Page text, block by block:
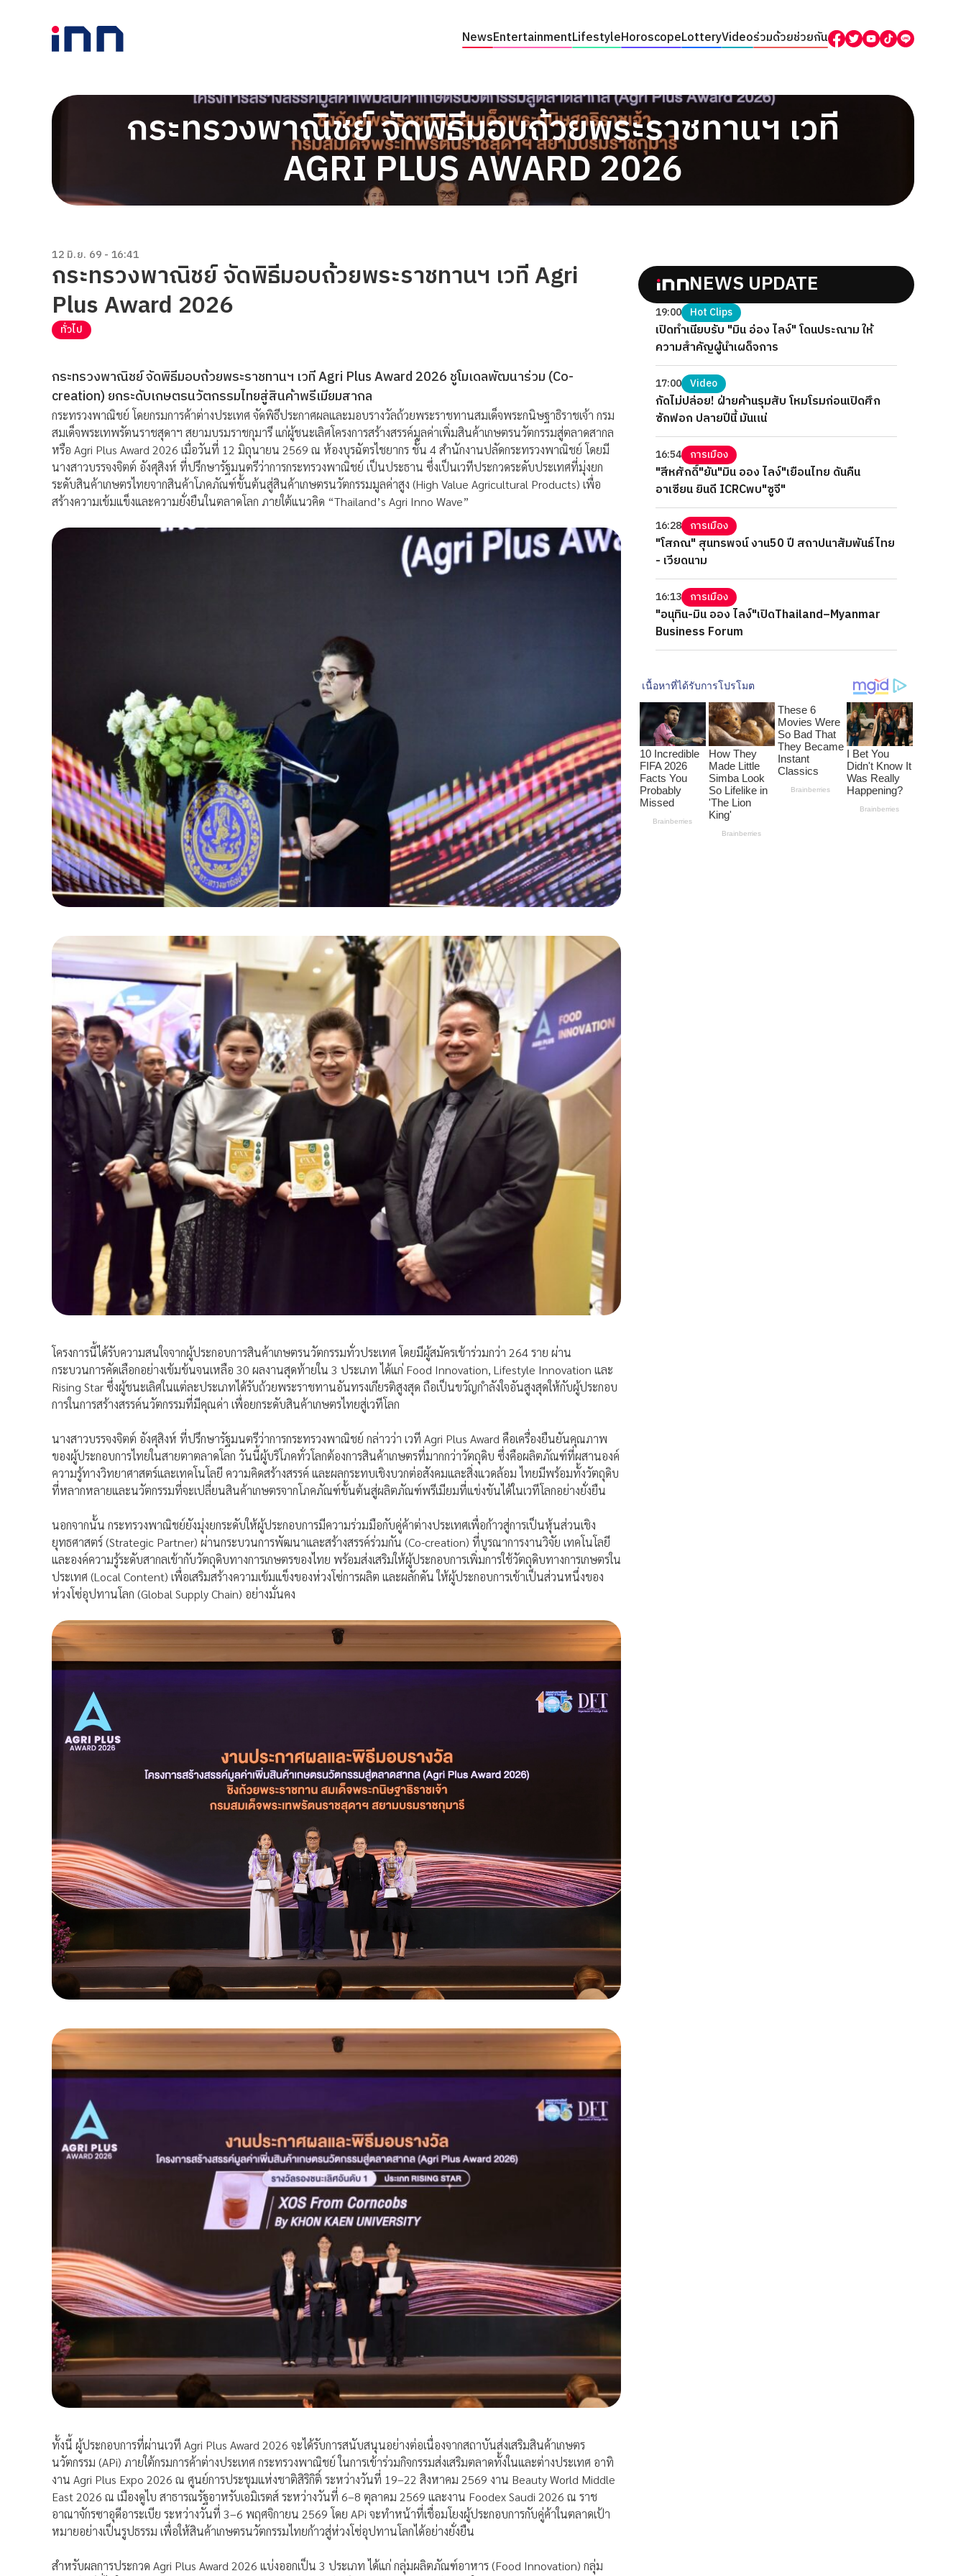
NewsEntertainmentLifestyleHoroscopeLotteryVideoร่วมด้วยช่วยกัน
กระทรวงพาณิชย์ จัดพิธีมอบถ้วยพระราชทานฯ เวที
AGRI PLUS AWARD 2026
12 มิ.ย. 69 - 16:41
กระทรวงพาณิชย์ จัดพิธีมอบถ้วยพระราชทานฯ เวที Agri
Plus Award 2026
ทั่วไป
กระทรวงพาณิชย์ จัดพิธีมอบถ้วยพระราชทานฯ เวที Agri Plus Award 2026 ชูโมเดลพัฒนาร่วม (Co-
creation) ยกระดับเกษตรนวัตกรรมไทยสู่สินค้าพรีเมียมสากล
กระทรวงพาณิชย์ โดยกรมการค้าต่างประเทศ จัดพิธีประกาศผลและมอบรางวัลถ้วยพระราชทานสมเด็จพระกนิษฐาธิราชเจ้า กรม
สมเด็จพระเทพรัตนราชสุดาฯ สยามบรมราชกุมารี แก่ผู้ชนะเลิศโครงการสร้างสรรค์มูลค่าเพิ่มสินค้าเกษตรนวัตกรรมสู่ตลาดสากล
หรือ Agri Plus Award 2026 เมื่อวันที่ 12 มิถุนายน 2569 ณ ห้องบุรฉัตรไชยากร ชั้น 4 สำนักงานปลัดกระทรวงพาณิชย์ โดยมี
นางสาวบรรจงจิตต์ อังศุสิงห์ ที่ปรึกษารัฐมนตรีว่าการกระทรวงพาณิชย์ เป็นประธาน ซึ่งเป็นเวทีประกวดระดับประเทศที่มุ่งยก
ระดับสินค้าเกษตรไทยจากสินค้าโภคภัณฑ์ขั้นต้นสู่สินค้าเกษตรนวัตกรรมมูลค่าสูง (High Value Agricultural Products) เพื่อ
สร้างความเข้มแข็งและความยั่งยืนในตลาดโลก ภายใต้แนวคิด “Thailand’s Agri Inno Wave”
โครงการนี้ได้รับความสนใจจากผู้ประกอบการสินค้าเกษตรนวัตกรรมทั่วประเทศ โดยมีผู้สมัครเข้าร่วมกว่า 264 ราย ผ่าน
กระบวนการคัดเลือกอย่างเข้มข้นจนเหลือ 30 ผลงานสุดท้ายใน 3 ประเภท ได้แก่ Food Innovation, Lifestyle Innovation และ
Rising Star ซึ่งผู้ชนะเลิศในแต่ละประเภทได้รับถ้วยพระราชทานอันทรงเกียรติสูงสุด ถือเป็นขวัญกำลังใจอันสูงสุดให้กับผู้ประกอบ
การในการสร้างสรรค์นวัตกรรมที่มีคุณค่า เพื่อยกระดับสินค้าเกษตรไทยสู่เวทีโลก
นางสาวบรรจงจิตต์ อังศุสิงห์ ที่ปรึกษารัฐมนตรีว่าการกระทรวงพาณิชย์ กล่าวว่า เวที Agri Plus Award คือเครื่องยืนยันคุณภาพ
ของผู้ประกอบการไทยในสายตาตลาดโลก วันนี้ผู้บริโภคทั่วโลกต้องการสินค้าเกษตรที่มากกว่าวัตถุดิบ ซึ่งคือผลิตภัณฑ์ที่ผสานองค์
ความรู้ทางวิทยาศาสตร์และเทคโนโลยี ความคิดสร้างสรรค์ และผลกระทบเชิงบวกต่อสังคมและสิ่งแวดล้อม ไทยมีพร้อมทั้งวัตถุดิบ
ที่หลากหลายและนวัตกรรมที่จะเปลี่ยนสินค้าเกษตรจากโภคภัณฑ์ขั้นต้นสู่ผลิตภัณฑ์พรีเมียมที่แข่งขันได้ในเวทีโลกอย่างยั่งยืน
นอกจากนั้น กระทรวงพาณิชย์ยังมุ่งยกระดับให้ผู้ประกอบการมีความร่วมมือกับคู่ค้าต่างประเทศเพื่อก้าวสู่การเป็นหุ้นส่วนเชิง
ยุทธศาสตร์ (Strategic Partner) ผ่านกระบวนการพัฒนาและสร้างสรรค์ร่วมกัน (Co-creation) ที่บูรณาการงานวิจัย เทคโนโลยี
และองค์ความรู้ระดับสากลเข้ากับวัตถุดิบทางการเกษตรของไทย พร้อมส่งเสริมให้ผู้ประกอบการเพิ่มการใช้วัตถุดิบทางการเกษตรใน
ประเทศ (Local Content) เพื่อเสริมสร้างความเข้มแข็งของห่วงโซ่การผลิต และผลักดัน ให้ผู้ประกอบการเข้าเป็นส่วนหนึ่งของ
ห่วงโซ่อุปทานโลก (Global Supply Chain) อย่างมั่นคง
ทั้งนี้ ผู้ประกอบการที่ผ่านเวที Agri Plus Award 2026 จะได้รับการสนับสนุนอย่างต่อเนื่องจากสถาบันส่งเสริมสินค้าเกษตร
นวัตกรรม (APi) ภายใต้กรมการค้าต่างประเทศ กระทรวงพาณิชย์ ในการเข้าร่วมกิจกรรมส่งเสริมตลาดทั้งในและต่างประเทศ อาทิ
งาน Agri Plus Expo 2026 ณ ศูนย์การประชุมแห่งชาติสิริกิติ์ ระหว่างวันที่ 19–22 สิงหาคม 2569 งาน Beauty World Middle
East 2026 ณ เมืองดูไบ สาธารณรัฐอาหรับเอมิเรตส์ ระหว่างวันที่ 6–8 ตุลาคม 2569 และงาน Foodex Saudi 2026 ณ ราช
อาณาจักรซาอุดีอาระเบีย ระหว่างวันที่ 3–6 พฤศจิกายน 2569 โดย APi จะทำหน้าที่เชื่อมโยงผู้ประกอบการกับคู่ค้าในตลาดเป้า
หมายอย่างเป็นรูปธรรม เพื่อให้สินค้าเกษตรนวัตกรรมไทยก้าวสู่ห่วงโซ่อุปทานโลกได้อย่างยั่งยืน
สำหรับผลการประกวด Agri Plus Award 2026 แบ่งออกเป็น 3 ประเภท ได้แก่ กลุ่มผลิตภัณฑ์อาหาร (Food Innovation) กลุ่ม
NEWS UPDATE
19:00 Hot Clips
เปิดทำเนียบรับ "มิน อ่อง ไลง์" โดนประณาม ให้
ความสำคัญผู้นำเผด็จการ
17:00 Video
กัดไม่ปล่อย! ฝ่ายค้านรุมสับ โหมโรมก่อนเปิดศึก
ซักฟอก ปลายปีนี้ มันแน่
16:54 การเมือง
"สีหศักดิ์"ยัน"มิน ออง ไลง์"เยือนไทย ดันคืน
อาเซียน ยินดี ICRCพบ"ซูจี"
16:28 การเมือง
"โสภณ" สุนทรพจน์ งาน50 ปี สถาปนาสัมพันธ์ไทย
- เวียดนาม
16:13 การเมือง
"อนุทิน-มิน ออง ไลง์"เปิดThailand–Myanmar
Business Forum